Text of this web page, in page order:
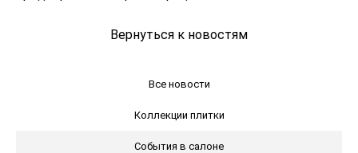
Вернуться к новостям
Все новости
Коллекции плитки
События в салоне